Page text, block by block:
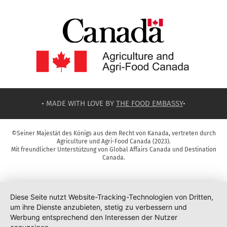
• MADE WITH LOVE BY THE FOOD EMBASSY•
©Seiner Majestät des Königs aus dem Recht von Kanada, vertreten durch
Agriculture und Agri-Food Canada (2023).
Mit freundlicher Unterstützung von Global Affairs Canada und Destination
Canada.
Diese Seite nutzt Website-Tracking-Technologien von Dritten,
um ihre Dienste anzubieten, stetig zu verbessern und
Werbung entsprechend den Interessen der Nutzer